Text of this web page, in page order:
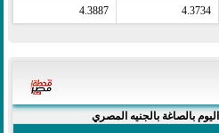
4.3734
4.3887
بالصاغة بالجنيه المصري